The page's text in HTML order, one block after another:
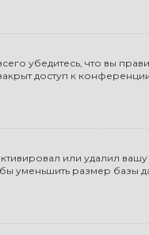
убедитесь, что вы
доступ к
или удалил
размер базы